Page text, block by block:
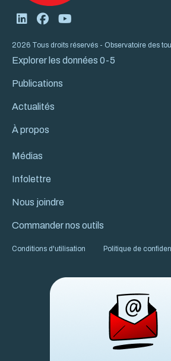
2026 Tous droits réservés - Observatoire des
Explorer les données 0-5
Publications
Actualités
À propos
Médias
Infolettre
Nous joindre
Commander nos outils
Conditions d'utilisation Politique de